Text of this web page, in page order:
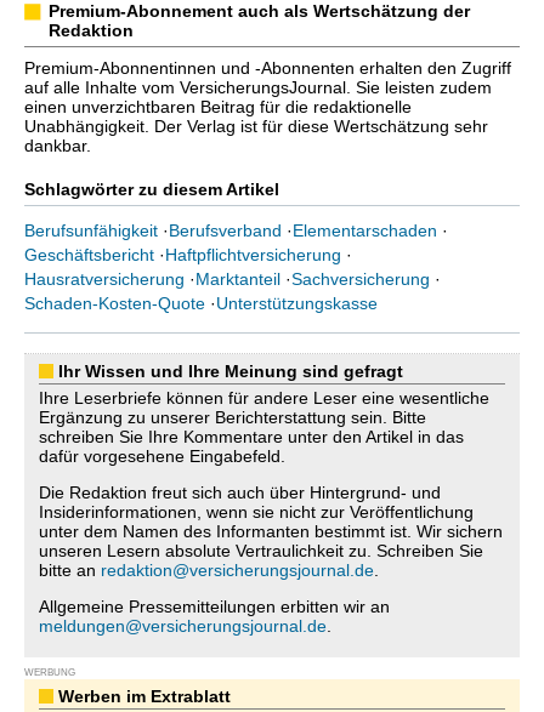
Premium-Abonnement auch als Wertschätzung der
Redaktion
Premium-Abonnentinnen und -Abonnenten erhalten den Zugriff
auf alle Inhalte vom VersicherungsJournal. Sie leisten zudem
einen unverzichtbaren Beitrag für die redaktionelle
Unabhängigkeit. Der Verlag ist für diese Wertschätzung sehr
dankbar.
Schlagwörter zu diesem Artikel
Berufsunfähigkeit ·Berufsverband ·Elementarschaden ·
Geschäftsbericht ·Haftpflichtversicherung ·
Hausratversicherung ·Marktanteil ·Sachversicherung ·
Schaden-Kosten-Quote ·Unterstützungskasse
Ihr Wissen und Ihre Meinung sind gefragt
Ihre Leserbriefe können für andere Leser eine wesentliche
Ergänzung zu unserer Berichterstattung sein. Bitte
schreiben Sie Ihre Kommentare unter den Artikel in das
dafür vorgesehene Eingabefeld.
Die Redaktion freut sich auch über Hintergrund- und
Insiderinformationen, wenn sie nicht zur Veröffentlichung
unter dem Namen des Informanten bestimmt ist. Wir sichern
unseren Lesern absolute Vertraulichkeit zu. Schreiben Sie
bitte an redaktion@versicherungsjournal.de
Allgemeine Pressemitteilungen erbitten wir an
meldungen@versicherungsjournal.de
WERBUNG
Werben im Extrablatt